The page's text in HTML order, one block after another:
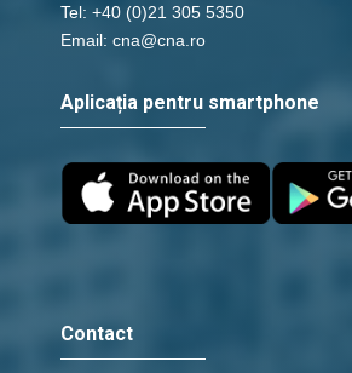
Tel: +40 (0)21 305 5350
Email: cna@cna.ro
Aplicația pentru smartphone
Contact